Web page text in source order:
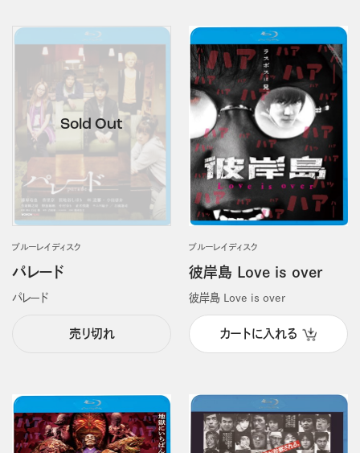
ブルーレイディスク
パレード
パレード
売り切れ
ブルーレイディスク
彼岸島 Love is over
彼岸島 Love is over
カートに入れる